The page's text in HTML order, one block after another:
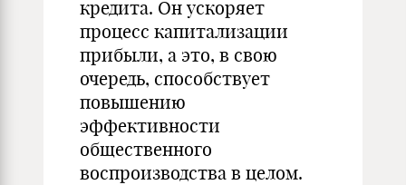
кредита. Он ускоряет
процесс капитализации
прибыли, а это, в свою
очередь, способствует
повышению
эффективности
общественного
воспроизводства в целом.